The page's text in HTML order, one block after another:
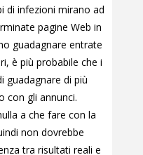
di infezioni mirano ad
pagine Web in
guadagnare entrate
è più probabile che i
guadagnare di più
con gli annunci.
a che fare con la
non dovrebbe
tra risultati reali e